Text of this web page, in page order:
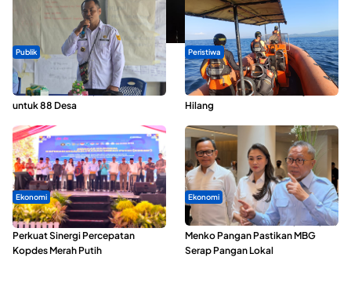
Publik
ABDESI Morotai Apresiasi
Penyaluran ADD Rp3,13 Miliar
untuk 88 Desa
Peristiwa
Dua Longboat Bertabrakan di
Perairan Taliabu, Satu Nelayan
Hilang
Ekonomi
Seminar di Ternate, Mendes
Perkuat Sinergi Percepatan
Kopdes Merah Putih
Ekonomi
SPPG di Maluku Utara Dipercepat,
Menko Pangan Pastikan MBG
Serap Pangan Lokal